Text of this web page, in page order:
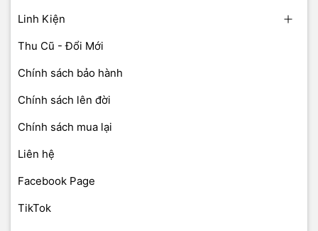
Linh Kiện
Thu Cũ - Đổi Mới
Chính sách bảo hành
Chính sách lên đời
Chính sách mua lại
Liên hệ
Facebook Page
TikTok